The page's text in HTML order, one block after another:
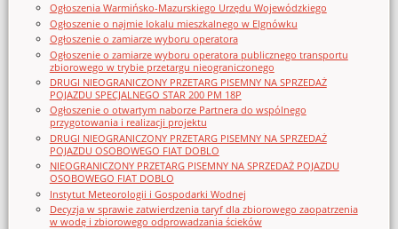
Ogłoszenia Warmińsko-Mazurskiego Urzędu Wojewódzkiego
Ogłoszenie o najmie lokalu mieszkalnego w Elgnówku
Ogłoszenie o zamiarze wyboru operatora
Ogłoszenie o zamiarze wyboru operatora publicznego transportu
zbiorowego w trybie przetargu nieograniczonego
DRUGI NIEOGRANICZONY PRZETARG PISEMNY NA SPRZEDAŻ
POJAZDU SPECJALNEGO STAR 200 PM 18P
Ogłoszenie o otwartym naborze Partnera do wspólnego
przygotowania i realizacji projektu
DRUGI NIEOGRANICZONY PRZETARG PISEMNY NA SPRZEDAŻ
POJAZDU OSOBOWEGO FIAT DOBLO
NIEOGRANICZONY PRZETARG PISEMNY NA SPRZEDAŻ POJAZDU
OSOBOWEGO FIAT DOBLO
Instytut Meteorologii i Gospodarki Wodnej
Decyzja w sprawie zatwierdzenia taryf dla zbiorowego zaopatrzenia
w wodę i zbiorowego odprowadzania ścieków